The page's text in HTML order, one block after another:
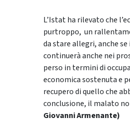
L’Istat ha rilevato che
purtroppo, un
da stare allegri, anche
continuerà anche nei
perso in termini di
economica sostenuta e
recupero di quello che
conclusione, il malato
Giovanni Armenante)